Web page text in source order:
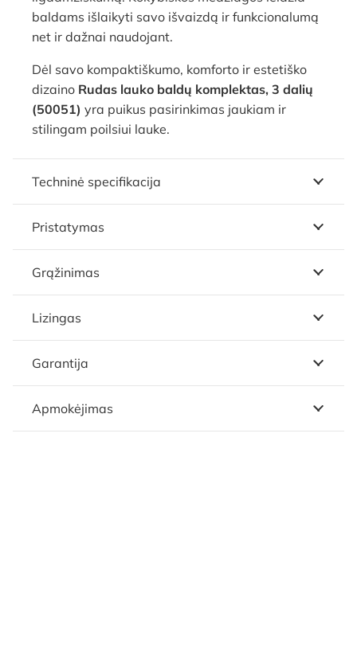
baldams išlaikyti savo išvaizdą ir funkcionalumą
net ir dažnai naudojant.
Dėl savo kompaktiškumo, komforto ir estetiško
dizaino Rudas lauko baldų komplektas, 3 dalių
(50051) yra puikus pasirinkimas jaukiam ir
stilingam poilsiui lauke.
Techninė specifikacija
Pristatymas
Grąžinimas
Lizingas
Garantija
Apmokėjimas